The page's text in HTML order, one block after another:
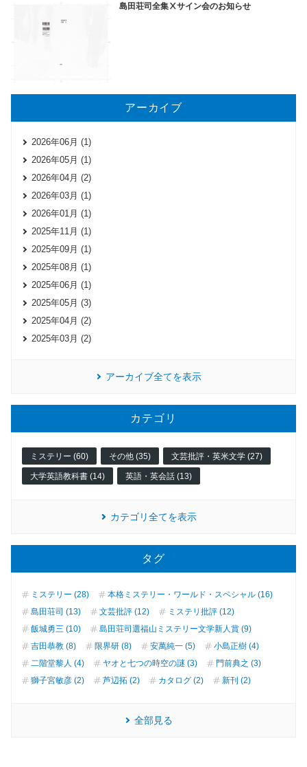
島田荘司全集Ⅹサイン会のお知らせ
アーカイブ
2026年06月 (1)
2026年05月 (1)
2026年04月 (2)
2026年03月 (1)
2026年01月 (1)
2025年11月 (1)
2025年09月 (1)
2025年08月 (1)
2025年06月 (1)
2025年05月 (3)
2025年04月 (2)
2025年03月 (2)
アーカイブ全てを表示
カテゴリ
ミステリー (60) その他 (35) 文芸批評・英米文学 (27)
大学英語教科書 (14) 英語・英会話 (13)
カテゴリ全てを表示
タグ
ミステリー (28)
本格ミステリー・ワールド・スペシャル (16)
島田荘司 (13)
文芸批評 (12)
ミステリ批評 (12)
飯城勇三 (10)
島田荘司選福山ミステリー文学新人賞 (9)
吉田恭教 (8)
限界研 (8) 安萬純一 (5)
小島正樹 (4)
二階堂黎人 (4)
ヤオと七つの時空の謎 (3)
門前典之 (3)
獅子宮敏彦 (2)
芦辺拓 (2) カタログ (2) 新刊 (2)
全部見る